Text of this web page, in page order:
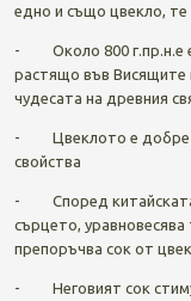
едно и също цвекло,
- Около 800 г.пр.н.е
растящо във Висящите
чудесата на древния
- Цвеклото е добре
свойства
- Според китайската
сърцето,
препоръчва сок от
- Неговият сок